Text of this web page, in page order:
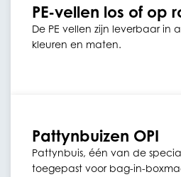
PE-vellen los of op
De PE vellen zijn leverbaar in
kleuren en maten.
Pattynbuizen OPI
Pattynbuis, één van de
toegepast voor bag-in-